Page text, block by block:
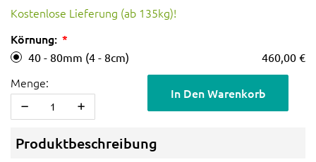
Kostenlose Lieferung (ab 135kg)!
Körnung:
40 - 80mm (4 - 8cm) 460,00 €
Menge:
In Den Warenkorb
Produktbeschreibung